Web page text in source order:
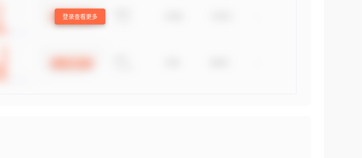
登录查看更多